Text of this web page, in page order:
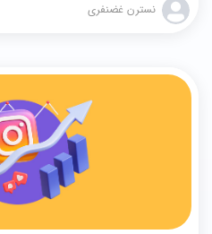
نسترن غضنفری